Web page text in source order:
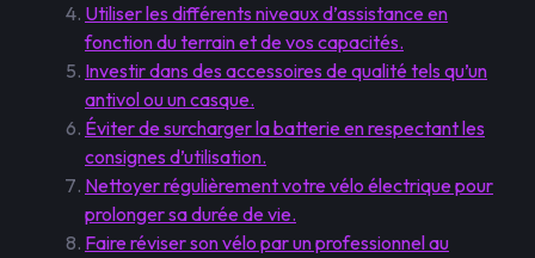
Utiliser les différents niveaux d’assistance en
fonction du terrain et de vos capacités.
Investir dans des accessoires de qualité tels qu’un
antivol ou un casque.
Éviter de surcharger la batterie en respectant les
consignes d’utilisation.
Nettoyer régulièrement votre vélo électrique pour
prolonger sa durée de vie.
Faire réviser son vélo par un professionnel au